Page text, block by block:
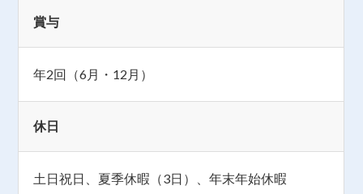
賞与
年2回（6月・12月）
休日
土日祝日、夏季休暇（3日）、年末年始休暇